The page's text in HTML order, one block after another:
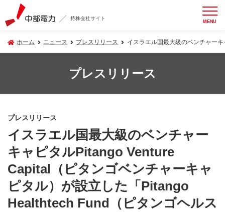
持株会社サイト MENU
ホーム ニュース プレスリリース イスラエル国最大級のベンチャー
プレスリリース
プレスリリース
イスラエル国最大級のベンチャー
キャピタルPitango Venture
Capital（ピタンゴベンチャーキャ
ピタル）が設立した「Pitango
Healthtech Fund（ピタンゴヘルス